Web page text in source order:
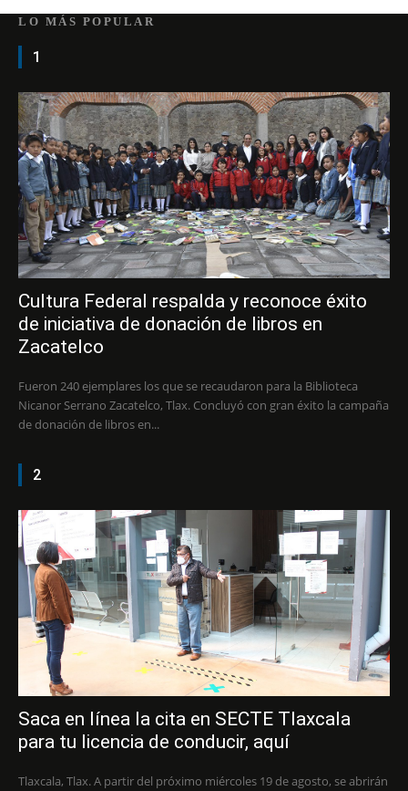
LO MÁS POPULAR
1
Cultura Federal respalda y reconoce éxito
de iniciativa de donación de libros en
Zacatelco
Fueron 240 ejemplares los que se recaudaron para la Biblioteca
Nicanor Serrano Zacatelco, Tlax. Concluyó con gran éxito la campaña
de donación de libros en...
2
Saca en línea la cita en SECTE Tlaxcala
para tu licencia de conducir, aquí
Tlaxcala, Tlax. A partir del próximo miércoles 19 de agosto, se abrirán